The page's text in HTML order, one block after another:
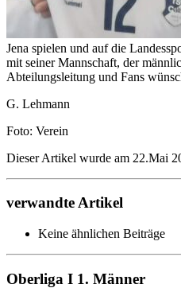
Jena spielen und auf die
mit seiner Mannschaft, der
Abteilungsleitung und Fans
G. Lehmann
Foto: Verein
Dieser Artikel wurde am 22.Mai
verwandte Artikel
Keine ähnlichen Beiträge
Oberliga I 1. Männer